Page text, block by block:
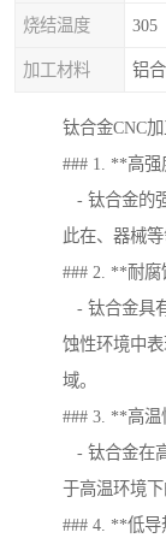
烧结温度 305
加工材料 铝
钛合金CNC
### 1. **高
- 钛合金的
此在、器械
### 2. **耐
- 钛合金具
蚀性环境中
域。
### 3. **高
- 钛合金在
于高温环境下
### 4. **低